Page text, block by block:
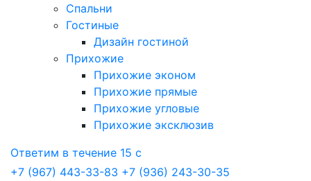
Спальни
Гостиные
Дизайн гостиной
Прихожие
Прихожие эконом
Прихожие прямые
Прихожие угловые
Прихожие эксклюзив
Ответим в течение 15 с
+7 (967) 443-33-83 +7 (936) 243-30-35